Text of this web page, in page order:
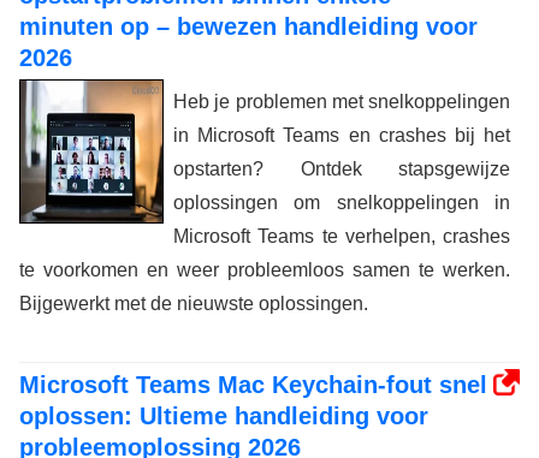
minuten op – bewezen handleiding voor
2026
Heb je problemen met snelkoppelingen
in Microsoft Teams en crashes bij het
opstarten? Ontdek stapsgewijze
oplossingen om snelkoppelingen in
Microsoft Teams te verhelpen, crashes
te voorkomen en weer probleemloos samen te werken.
Bijgewerkt met de nieuwste oplossingen.
Microsoft Teams Mac Keychain-fout snel
oplossen: Ultieme handleiding voor
probleemoplossing 2026